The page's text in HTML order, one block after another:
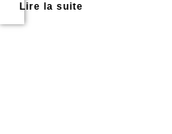
Lire la suite